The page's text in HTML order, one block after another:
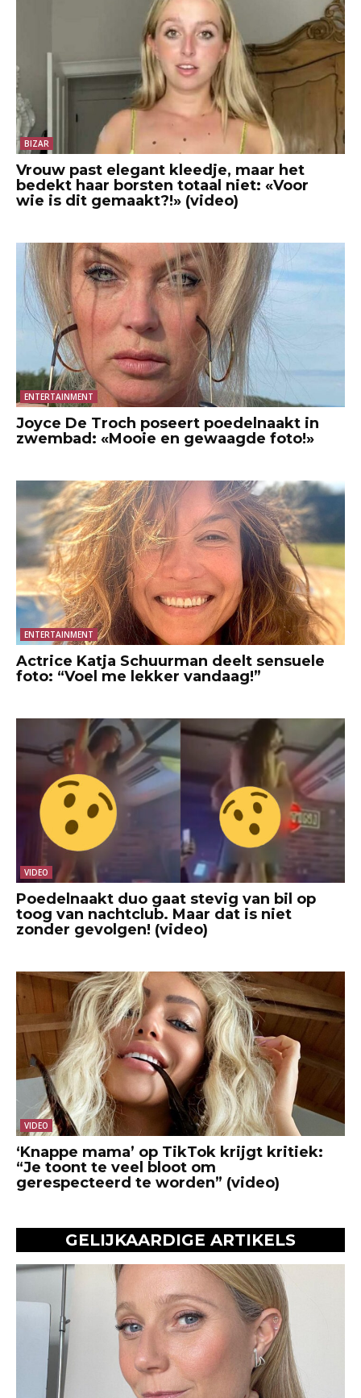
BIZAR
Vrouw past elegant kleedje, maar het
bedekt haar borsten totaal niet: «Voor
wie is dit gemaakt?!» (video)
ENTERTAINMENT
Joyce De Troch poseert poedelnaakt in
zwembad: «Mooie en gewaagde foto!»
ENTERTAINMENT
Actrice Katja Schuurman deelt sensuele
foto: “Voel me lekker vandaag!”
VIDEO
Poedelnaakt duo gaat stevig van bil op
toog van nachtclub. Maar dat is niet
zonder gevolgen! (video)
VIDEO
‘Knappe mama’ op TikTok krijgt kritiek:
“Je toont te veel bloot om
gerespecteerd te worden” (video)
GELIJKAARDIGE ARTIKELS